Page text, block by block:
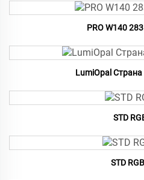
PRO W140
LumiOpal
STD
STD